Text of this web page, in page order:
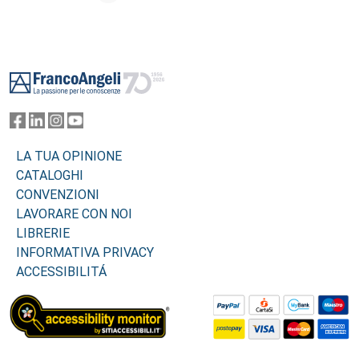
LA TUA OPINIONE
CATALOGHI
CONVENZIONI
LAVORARE CON NOI
LIBRERIE
INFORMATIVA PRIVACY
ACCESSIBILITÁ